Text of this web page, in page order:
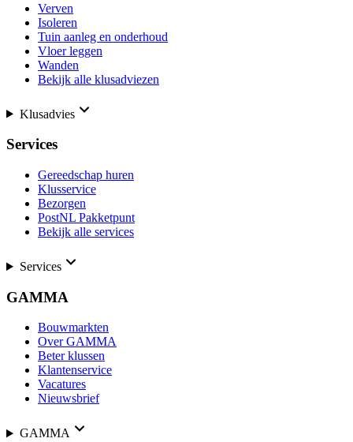
Verven
Isoleren
Tuin aanleg en onderhoud
Vloer leggen
Wanden
Bekijk alle klusadviezen
Klusadvies
Services
Gereedschap huren
Klusservice
Bezorgen
PostNL Pakketpunt
Bekijk alle services
Services
GAMMA
Bouwmarkten
Over GAMMA
Beter klussen
Klantenservice
Vacatures
Nieuwsbrief
GAMMA